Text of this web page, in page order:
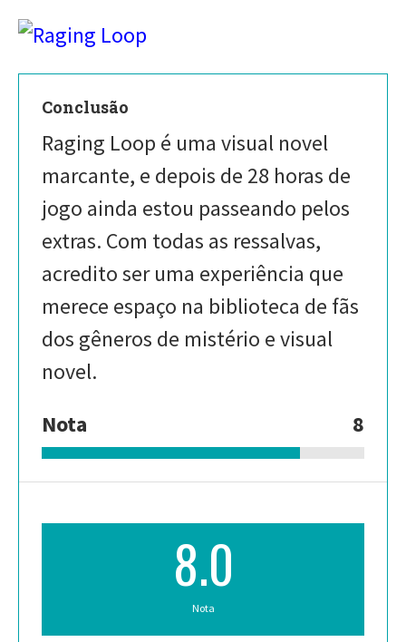
Conclusão
Raging Loop é uma visual novel
marcante, e depois de 28 horas de
jogo ainda estou passeando pelos
extras. Com todas as ressalvas,
acredito ser uma experiência que
merece espaço na biblioteca de fãs
dos gêneros de mistério e visual
novel.
Nota
8
8.0
Nota